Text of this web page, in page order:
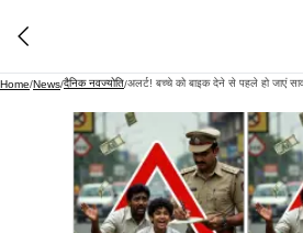
Home/News/दैनिक नवज्योति/